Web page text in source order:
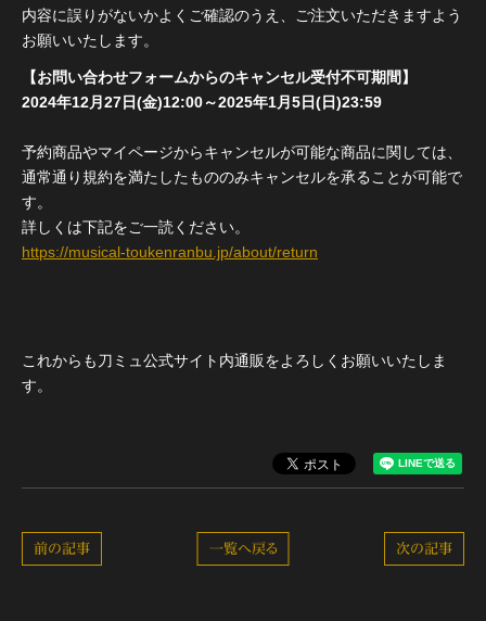
内容に誤りがないかよくご確認のうえ、ご注文いただきますよう
お願いいたします。
【お問い合わせフォームからのキャンセル受付不可期間】
2024年12月27日(金)12:00～2025年1月5日(日)23:59
予約商品やマイページからキャンセルが可能な商品に関しては、
通常通り規約を満たしたもののみキャンセルを承ることが可能で
す。
詳しくは下記をご一読ください。
https://musical-toukenranbu.jp/about/return
これからも刀ミュ公式サイト内通販をよろしくお願いいたしま
す。
次の記事
一覧へ戻る
前の記事